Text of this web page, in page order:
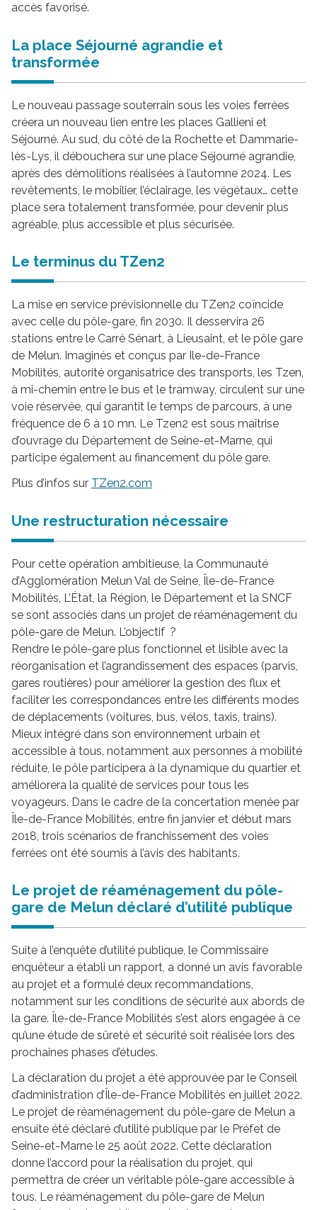
accès favorisé.
La place Séjourné agrandie et
transformée
Le nouveau passage souterrain sous les voies ferrées
créera un nouveau lien entre les places Gallieni et
Séjourné. Au sud, du côté de la Rochette et Dammarie-
lès-Lys, il débouchera sur une place Séjourné agrandie,
après des démolitions réalisées à l’automne 2024. Les
revêtements, le mobilier, l’éclairage, les végétaux… cette
place sera totalement transformée, pour devenir plus
agréable, plus accessible et plus sécurisée.
Le terminus du TZen2
La mise en service prévisionnelle du TZen2 coïncide
avec celle du pôle-gare, fin 2030. Il desservira 26
stations entre le Carré Sénart, à Lieusaint, et le pôle gare
de Melun. Imaginés et conçus par Ile-de-France
Mobilités, autorité organisatrice des transports, les Tzen,
à mi-chemin entre le bus et le tramway, circulent sur une
voie réservée, qui garantit le temps de parcours, à une
fréquence de 6 à 10 mn. Le Tzen2 est sous maîtrise
d’ouvrage du Département de Seine-et-Marne, qui
participe également au financement du pôle gare.
Plus d’infos sur TZen2.com
Une restructuration nécessaire
Pour cette opération ambitieuse, la Communauté
d’Agglomération Melun Val de Seine, Île-de-France
Mobilités, L’État, la Région, le Département et la SNCF
se sont associés dans un projet de réaménagement du
pôle-gare de Melun. L’objectif ?
Rendre le pôle-gare plus fonctionnel et lisible avec la
réorganisation et l’agrandissement des espaces (parvis,
gares routières) pour améliorer la gestion des flux et
faciliter les correspondances entre les différents modes
de déplacements (voitures, bus, vélos, taxis, trains).
Mieux intégré dans son environnement urbain et
accessible à tous, notamment aux personnes à mobilité
réduite, le pôle participera à la dynamique du quartier et
améliorera la qualité de services pour tous les
voyageurs. Dans le cadre de la concertation menée par
Île-de-France Mobilités, entre fin janvier et début mars
2018, trois scénarios de franchissement des voies
ferrées ont été soumis à l’avis des habitants.
Le projet de réaménagement du pôle-
gare de Melun déclaré d’utilité publique
Suite à l’enquête d’utilité publique, le Commissaire
enquêteur a établi un rapport, a donné un avis favorable
au projet et a formulé deux recommandations,
notamment sur les conditions de sécurité aux abords de
la gare. Île-de-France Mobilités s’est alors engagée à ce
qu’une étude de sûreté et sécurité soit réalisée lors des
prochaines phases d’études.
La déclaration du projet a été approuvée par le Conseil
d’administration d’Île-de-France Mobilités en juillet 2022.
Le projet de réaménagement du pôle-gare de Melun a
ensuite été déclaré d’utilité publique par le Préfet de
Seine-et-Marne le 25 août 2022. Cette déclaration
donne l’accord pour la réalisation du projet, qui
permettra de créer un véritable pôle-gare accessible à
tous. Le réaménagement du pôle-gare de Melun